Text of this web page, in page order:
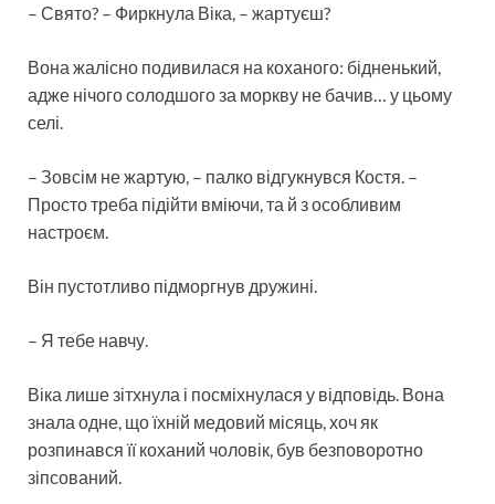
– Свято? – Фиркнула Віка, – жартуєш?
Вона жалісно подивилася на коханого: бідненький,
адже нічого солодшого за моркву не бачив… у цьому
селі.
– Зовсім не жартую, – палко відгукнувся Костя. –
Просто треба підійти вміючи, та й з особливим
настроєм.
Він пустотливо підморгнув дружині.
– Я тебе навчу.
Віка лише зітхнула і посміхнулася у відповідь. Вона
знала одне, що їхній медовий місяць, хоч як
розпинався її коханий чоловік, був безповоротно
зіпсований.